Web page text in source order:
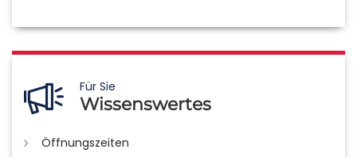
Für Sie
Wissenswertes
Öffnungszeiten